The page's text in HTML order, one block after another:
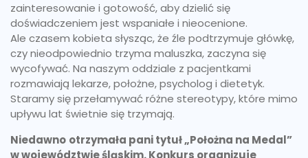
zainteresowanie i gotowość, aby dzielić się
doświadczeniem jest wspaniałe i nieocenione.
Ale czasem kobieta słysząc, że źle podtrzymuje główkę,
czy nieodpowiednio trzyma maluszka, zaczyna się
wycofywać. Na naszym oddziale z pacjentkami
rozmawiają lekarze, położne, psycholog i dietetyk.
Staramy się przełamywać różne stereotypy, które mimo
upływu lat świetnie się trzymają.
Niedawno otrzymała pani tytuł „Położna na Medal”
w województwie śląskim. Konkurs organizuje